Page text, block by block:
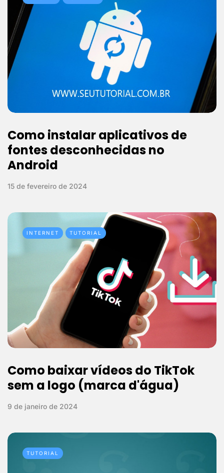
Como instalar aplicativos de
fontes desconhecidas no
Android
15 de fevereiro de 2024
INTERNET TUTORIAL
Como baixar vídeos do TikTok
sem a logo (marca d'água)
9 de janeiro de 2024
TUTORIAL